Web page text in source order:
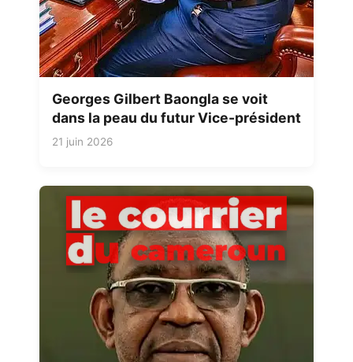
Georges Gilbert Baongla se voit
dans la peau du futur Vice-président
21 juin 2026